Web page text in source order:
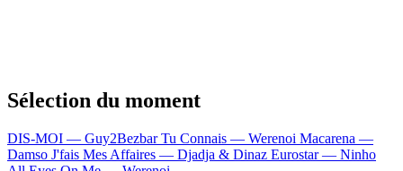
Sélection du moment
DIS-MOI — Guy2BezbarTu Connais — Werenoi Macarena —
Damso J'fais Mes Affaires — Djadja & Dinaz Eurostar — Ninho